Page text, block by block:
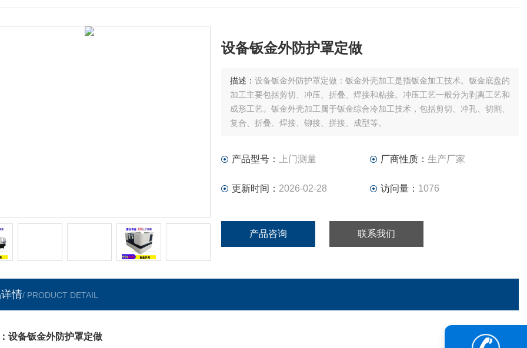
CENTER
设备钣金外防护罩定做
描述： 设备钣金外防护罩定做：钣金外壳加工是指钣金加工技术。钣金底盘的
加工主要包括剪切、冲压、折叠、焊接和粘接。冲压工艺一般分为剥离工艺和
成形工艺。钣金外壳加工属于钣金综合冷加工技术，包括剪切、冲孔、切割、
复合、折叠、焊接、铆接、拼接、成型等。
产品型号： 上门测量 厂商性质： 生产厂家
更新时间： 2026-02-28 访问量： 1076
产品咨询 联系我们
情/ PRODUCT DETAIL
设备钣金外防护罩定做